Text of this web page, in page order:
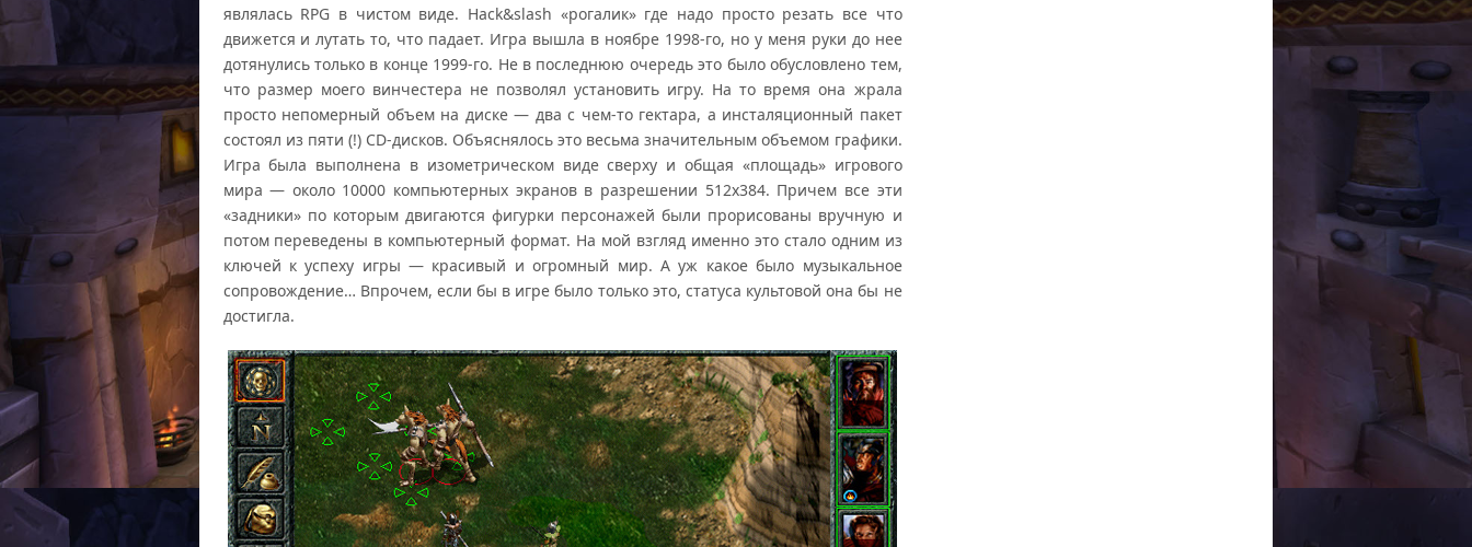
являлась RPG в чистом виде. Hack&slash «рогалик» где надо просто резать все что
движется и лутать то, что падает. Игра вышла в ноябре 1998-го, но у меня руки до нее
дотянулись только в конце 1999-го. Не в последнюю очередь это было обусловлено тем,
что размер моего винчестера не позволял установить игру. На то время она жрала
просто непомерный объем на диске — два с чем-то гектара, а инсталяционный пакет
состоял из пяти (!) CD-дисков. Объяснялось это весьма значительным объемом графики.
Игра была выполнена в изометрическом виде сверху и общая «площадь» игрового
мира — около 10000 компьютерных экранов в разрешении 512х384. Причем все эти
«задники» по которым двигаются фигурки персонажей были прорисованы вручную и
потом переведены в компьютерный формат. На мой взгляд именно это стало одним из
ключей к успеху игры — красивый и огромный мир. А уж какое было музыкальное
сопровождение… Впрочем, если бы в игре было только это, статуса культовой она бы не
достигла.